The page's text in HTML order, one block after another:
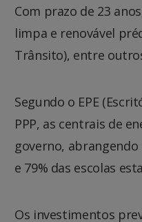
Com prazo de 23
limpa e renovável
Trânsito), entre
Segundo o EPE
PPP, as centrais de
governo, abrangendo
e 79% das escolas
Os investimentos